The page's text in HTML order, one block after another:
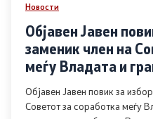
Отворени денови за
организации
Финансиска поддршка
Новости
Објавен Јавен
заменик член на
меѓу Владата и
во областа Родова
Објавен Јавен повик за
Советот за соработка меѓу